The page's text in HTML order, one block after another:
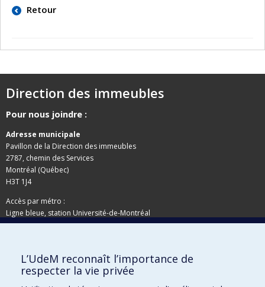
Retour
Direction des immeubles
Pour nous joindre :
Adresse municipale
Pavillon de la Direction des immeubles
2787, chemin des Services
Montréal (Québec)
H3T 1J4
Accès par métro :
Ligne bleue, station Université-de-Montréal
Pavillon de la Direction des immeubles
C.P. 6128, succursale Centre-ville
L’UdeM reconnaît l’importance de
respecter la vie privée